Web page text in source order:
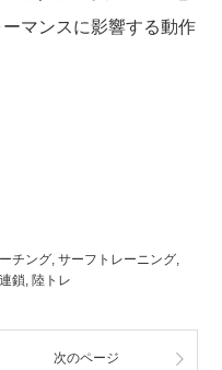
マンスに影響する動作
チング, サーフトレーニング,
鎖, 陸トレ
次のページ